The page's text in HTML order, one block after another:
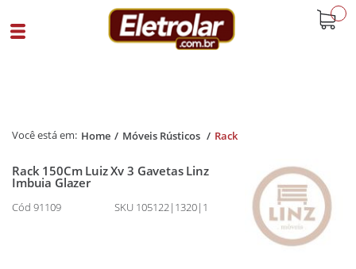
Home Móveis Rústicos Rack
Rack 150Cm Luiz Xv 3 Gavetas Linz
Imbuia Glazer
Cód 91109 SKU 105122|1320|1